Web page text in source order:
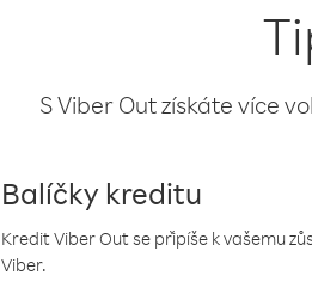
S Viber Out získáte více
Balíčky kreditu
Kredit Viber Out se připíše k vašemu
Viber.